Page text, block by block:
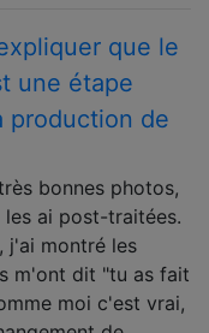
que le
une étape
production de
bonnes photos,
ai post-traitées.
j'ai montré les
m'ont dit "tu as fait
moi c'est vrai,